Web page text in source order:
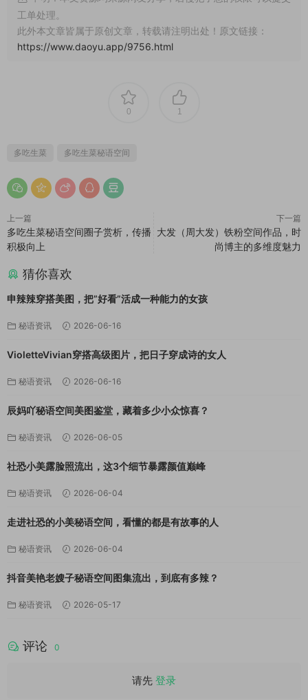
工单处理。
此外本文章皆属于原创文章，转载请注明出处！原文链接：
https://www.daoyu.app/9756.html
0 1
多吃生菜 多吃生菜秘语空间
上一篇
多吃生菜秘语空间圈子赏析，传播
积极向上
下一篇
大发（周大发）铁粉空间作品，时
尚博主的多维度魅力
猜你喜欢
申辣辣穿搭美图，把”好看”活成一种能力的女孩
秘语资讯 2026-06-16
VioletteVivian穿搭高级图片，把日子穿成诗的女人
秘语资讯 2026-06-16
辰妈吖秘语空间美图鉴堂，藏着多少小众惊喜？
秘语资讯 2026-06-05
社恐小美露脸照流出，这3个细节暴露颜值巅峰
秘语资讯 2026-06-04
走进社恐的小美秘语空间，看懂的都是有故事的人
秘语资讯 2026-06-04
抖音美艳老嫂子秘语空间图集流出，到底有多辣？
秘语资讯 2026-05-17
评论 0
请先 登录